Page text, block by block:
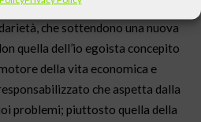
della Dottrina sociale della
che sottendono una nuova
quella dell’io egoista concepito
della vita economica e
che aspetta dalla
problemi; piuttosto quella della